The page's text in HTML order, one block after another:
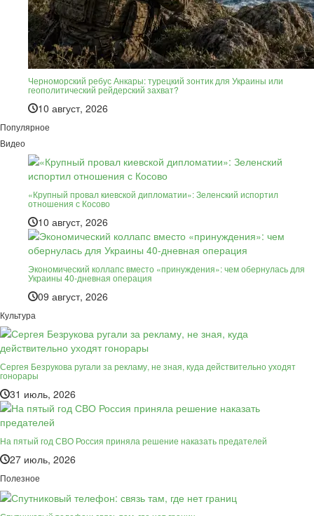
Черноморский ребус Анкары: турецкий зонтик для Украины или
геополитический рейдерский захват?
10 август, 2026
Популярное
Видео
«Крупный провал киевской дипломатии»: Зеленский испортил
отношения с Косово
10 август, 2026
Экономический коллапс вместо «принуждения»: чем обернулась для
Украины 40-дневная операция
09 август, 2026
Культура
Сергея Безрукова ругали за рекламу, не зная, куда действительно уходят
гонорары
31 июль, 2026
На пятый год СВО Россия приняла решение наказать предателей
27 июль, 2026
Полезное